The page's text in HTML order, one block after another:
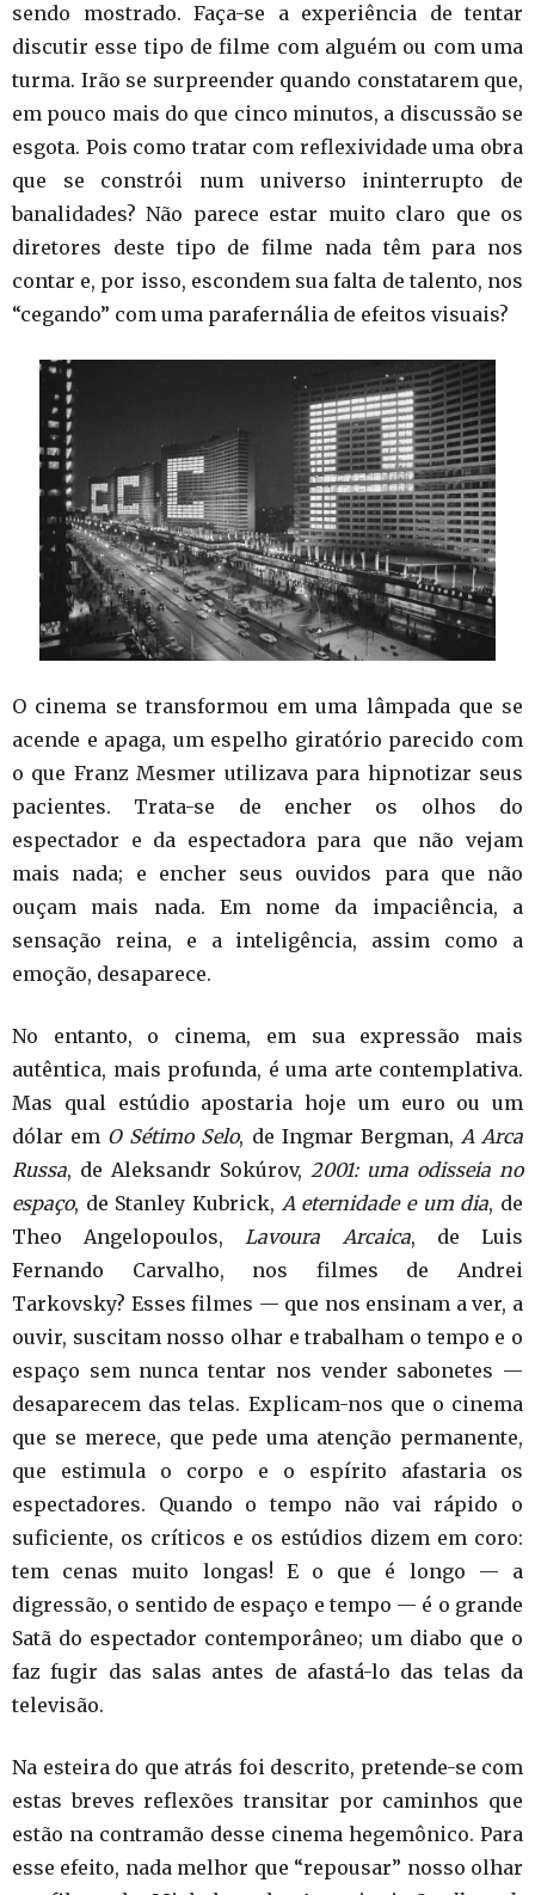
sendo mostrado. Faça-se a experiência de tentar
discutir esse tipo de filme com alguém ou com uma
turma. Irão se surpreender quando constatarem que,
em pouco mais do que cinco minutos, a discussão se
esgota. Pois como tratar com reflexividade uma obra
que se constrói num universo ininterrupto de
banalidades? Não parece estar muito claro que os
diretores deste tipo de filme nada têm para nos
contar e, por isso, escondem sua falta de talento, nos
“cegando” com uma parafernália de efeitos visuais?
O cinema se transformou em uma lâmpada que se
acende e apaga, um espelho giratório parecido com
o que Franz Mesmer utilizava para hipnotizar seus
pacientes. Trata-se de encher os olhos do
espectador e da espectadora para que não vejam
mais nada; e encher seus ouvidos para que não
ouçam mais nada. Em nome da impaciência, a
sensação reina, e a inteligência, assim como a
emoção, desaparece.
No entanto, o cinema, em sua expressão mais
autêntica, mais profunda, é uma arte contemplativa.
Mas qual estúdio apostaria hoje um euro ou um
dólar em O Sétimo Selo, de Ingmar Bergman, A Arca
Russa, de Aleksandr Sokúrov, 2001: uma odisseia no
espaço, de Stanley Kubrick, A eternidade e um dia, de
Theo Angelopoulos, Lavoura Arcaica, de Luis
Fernando Carvalho, nos filmes de Andrei
Tarkovsky? Esses filmes — que nos ensinam a ver, a
ouvir, suscitam nosso olhar e trabalham o tempo e o
espaço sem nunca tentar nos vender sabonetes —
desaparecem das telas. Explicam-nos que o cinema
que se merece, que pede uma atenção permanente,
que estimula o corpo e o espírito afastaria os
espectadores. Quando o tempo não vai rápido o
suficiente, os críticos e os estúdios dizem em coro:
tem cenas muito longas! E o que é longo — a
digressão, o sentido de espaço e tempo — é o grande
Satã do espectador contemporâneo; um diabo que o
faz fugir das salas antes de afastá-lo das telas da
televisão.
Na esteira do que atrás foi descrito, pretende-se com
estas breves reflexões transitar por caminhos que
estão na contramão desse cinema hegemônico. Para
esse efeito, nada melhor que “repousar” nosso olhar